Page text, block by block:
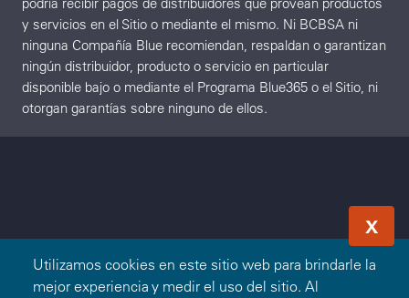
Utilizamos cookies en este sitio web para brindarle la
mejor experiencia y medir el uso del sitio. Al
X
y servicios en el Sitio o mediante el mismo. Ni BCBSA ni
ninguna Compañía Blue recomiendan, respaldan o garantizan
ningún distribuidor, producto o servicio en particular
disponible bajo o mediante el Programa Blue365 o el Sitio, ni
otorgan garantías sobre ninguno de ellos.